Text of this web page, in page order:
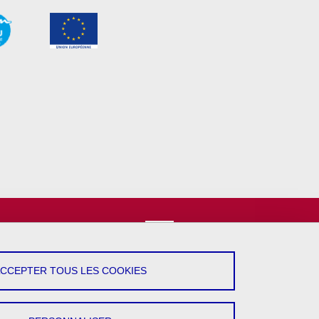
YouTube
LinkedInTOUS LES COOKIES